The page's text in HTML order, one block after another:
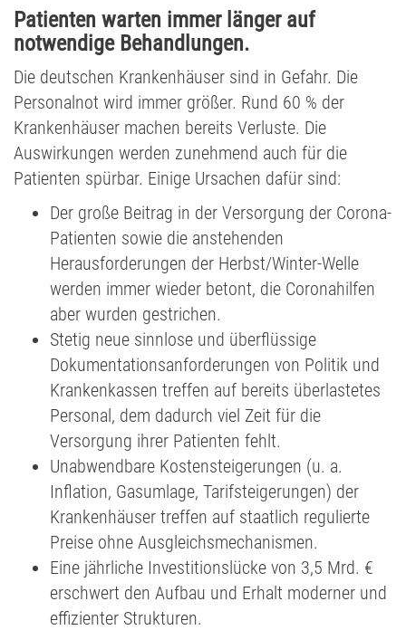
Patienten warten immer länger auf
notwendige Behandlungen.
Die deutschen Krankenhäuser sind in Gefahr. Die
Personalnot wird immer größer. Rund 60 % der
Krankenhäuser machen bereits Verluste. Die
Auswirkungen werden zunehmend auch für die
Patienten spürbar. Einige Ursachen dafür sind:
Der große Beitrag in der Versorgung der Corona-
Patienten sowie die anstehenden
Herausforderungen der Herbst/Winter-Welle
werden immer wieder betont, die Coronahilfen
aber wurden gestrichen.
Stetig neue sinnlose und überflüssige
Dokumentationsanforderungen von Politik und
Krankenkassen treffen auf bereits überlastetes
Personal, dem dadurch viel Zeit für die
Versorgung ihrer Patienten fehlt.
Unabwendbare Kostensteigerungen (u. a.
Inflation, Gasumlage, Tarifsteigerungen) der
Krankenhäuser treffen auf staatlich regulierte
Preise ohne Ausgleichsmechanismen.
Eine jährliche Investitionslücke von 3,5 Mrd. €
erschwert den Aufbau und Erhalt moderner und
effizienter Strukturen.